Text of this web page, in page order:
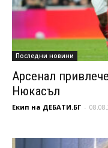
Последни новини
Арсенал
Нюкасъл
Екип на ДЕБАТИ.БГ -